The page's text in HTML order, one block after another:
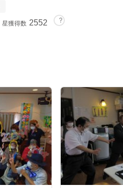
星獲得数 2552